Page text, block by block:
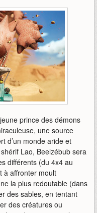
prince des démons
une source
d’un monde aride et
Lao, Beelzébub sera
différents (du 4x4 au
à affronter moult
la plus redoutable (dans
des sables, en tentant
des créatures ou